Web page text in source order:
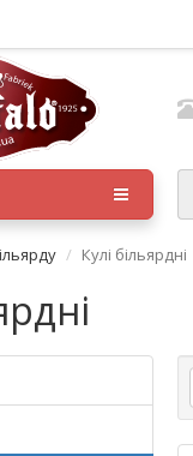
Кулі більярдні